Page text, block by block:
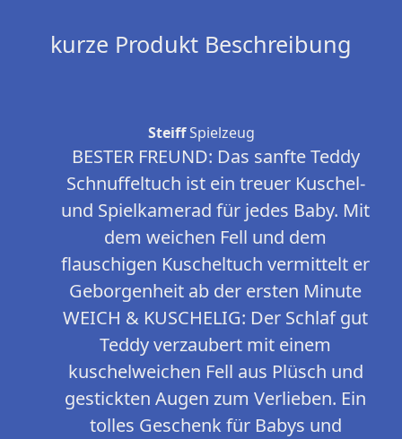
kurze Produkt Beschreibung
SteiffSpielzeug
BESTER FREUND: Das sanfte Teddy
Schnuffeltuch ist ein treuer Kuschel-
und Spielkamerad für jedes Baby. Mit
dem weichen Fell und dem
flauschigen Kuscheltuch vermittelt er
Geborgenheit ab der ersten Minute
WEICH & KUSCHELIG: Der Schlaf gut
Teddy verzaubert mit einem
kuschelweichen Fell aus Plüsch und
gestickten Augen zum Verlieben. Ein
tolles Geschenk für Babys und